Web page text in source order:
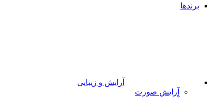
آرایش و زیبایی
آرایش صورت